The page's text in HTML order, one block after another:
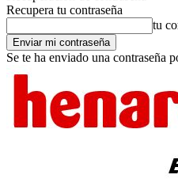
Recupera tu contraseña
tu
Se te ha enviado una contraseña